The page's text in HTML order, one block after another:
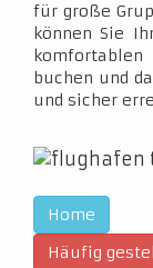
für große
können Sie
buchen und
und sicher
Home
Häufig